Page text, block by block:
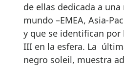
de ellas dedicada a
mundo –EMEA, Asia-
y que se identifican por
III en la esfera. La
negro soleil, muestra